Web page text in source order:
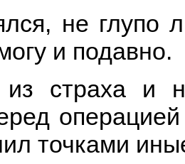
не глупо
и подавно.
страха и
точками